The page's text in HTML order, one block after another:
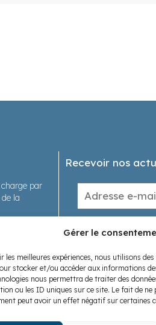
Gérer le
les meilleures expériences, nous utilisons
stocker et/ou accéder aux informations
nous permettra de traiter des
ou les ID uniques sur ce site. Le fait de
peut avoir un effet négatif sur certaines
par
la
Recevoir nos
Nous suivre